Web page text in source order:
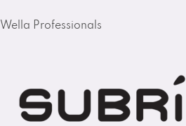
Wella Professionals